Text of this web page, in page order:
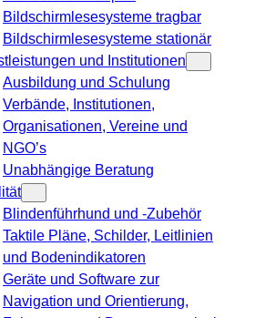
Bildschirmlesesysteme tragbar
Bildschirmlesesysteme stationär
und Institutionen
Ausbildung und Schulung
Verbände, Institutionen,
Organisationen, Vereine und
NGO’s
Unabhängige Beratung
Blindenführhund und -Zubehör
Taktile Pläne, Schilder, Leitlinien
und Bodenindikatoren
Geräte und Software zur
Navigation und Orientierung,